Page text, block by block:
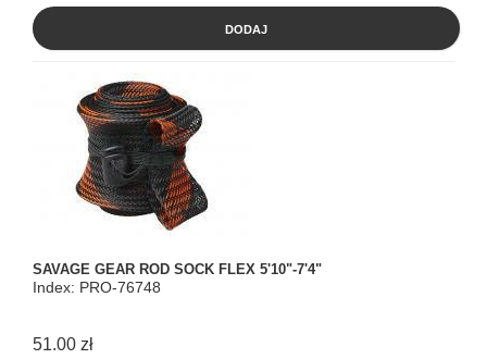
DODAJ
SAVAGE GEAR ROD SOCK FLEX 5'10"-7'4"
Index: PRO-76748
51.00 zł